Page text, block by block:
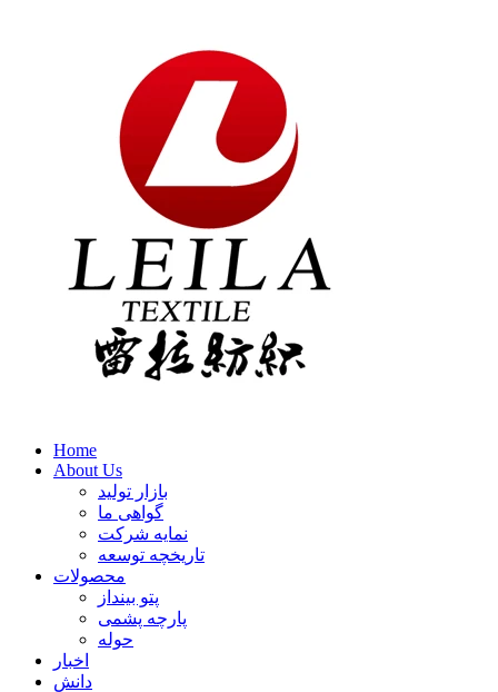
Home
About Us
بازار تولید
گواهی ما
نمایه شرکت
تاریخچه توسعه
محصولات
پتو بینداز
پارچه پشمی
حوله
اخبار
دانش